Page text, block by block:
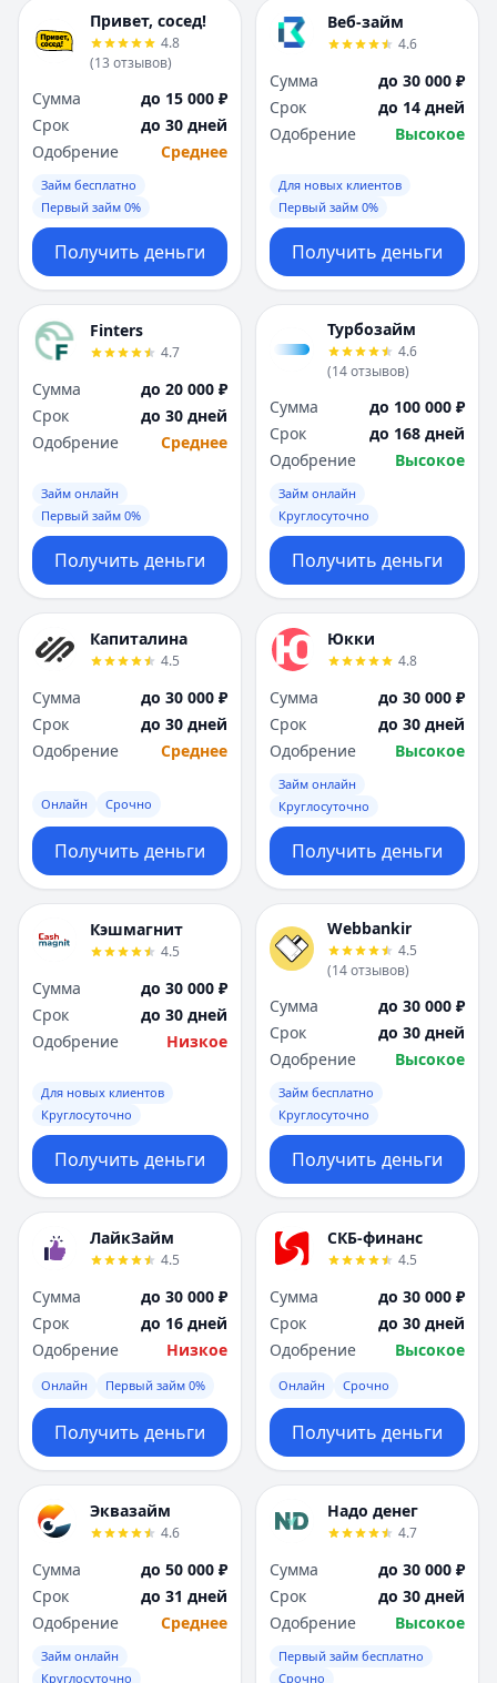
Привет, сосед!
4.8
(13 отзывов)
Сумма
до 15 000 ₽
Срок
до 30 дней
Одобрение
Среднее
Займ бесплатно
Первый займ 0%
Получить деньги
Веб-займ
4.6
Сумма
до 30 000 ₽
Срок
до 14 дней
Одобрение
Высокое
Для новых клиентов
Первый займ 0%
Получить деньги
Finters
4.7
Сумма
до 20 000 ₽
Срок
до 30 дней
Одобрение
Среднее
Займ онлайн
Первый займ 0%
Получить деньги
Турбозайм
4.6
(14отзывов)
Сумма
до 100 000 ₽
Срок
до 168 дней
Одобрение
Высокое
Займ онлайн
Круглосуточно
Получить деньги
Капиталина
4.5
Сумма
до 30 000 ₽
Срок
до 30 дней
Одобрение
Среднее
Онлайн Срочно
Получить деньги
Юкки
4.8
Сумма
до 30 000 ₽
Срок
до 30 дней
Одобрение
Высокое
Займ онлайн
Круглосуточно
Получить деньги
Кэшмагнит
4.5
Сумма
до 30 000 ₽
Срок
до 30 дней
Одобрение
Низкое
Для новых клиентов
Круглосуточно
Получить деньги
Webbankir
4.5
(14отзывов)
Сумма
до 30 000 ₽
Срок
до 30 дней
Одобрение
Высокое
Займ бесплатно
Круглосуточно
Получить деньги
ЛайкЗайм
4.5
Сумма
до 30 000 ₽
Срок
до 16 дней
Одобрение
Низкое
Онлайн Первый займ 0%
Получить деньги
СКБ-финанс
4.5
Сумма
до 30 000 ₽
Срок
до 30 дней
Одобрение
Высокое
Онлайн Срочно
Получить деньги
Эквазайм
4.6
Сумма
до 50 000 ₽
Срок
до 31 дней
Одобрение
Среднее
Займ онлайн
Круглосуточно
Надо денег
4.7
Сумма
до 30 000 ₽
Срок
до 30 дней
Одобрение
Высокое
Первый займ бесплатно
Срочно